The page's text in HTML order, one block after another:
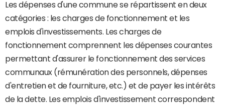
Les dépenses d'une commune se répartissent en deux
catégories : les charges de fonctionnement et les
emplois d'investissements. Les charges de
fonctionnement comprennent les dépenses courantes
permettant d'assurer le fonctionnement des services
communaux (rémunération des personnels, dépenses
d'entretien et de fourniture, etc.) et de payer les intérêts
de la dette. Les emplois d'investissement correspondent